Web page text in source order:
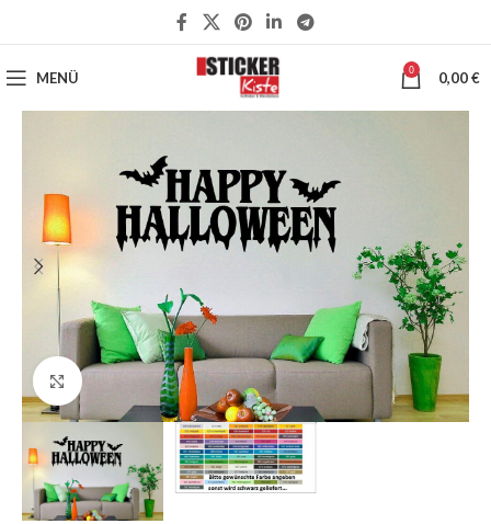
MENÜ 0 0,00€
Klick zum Vergrößern